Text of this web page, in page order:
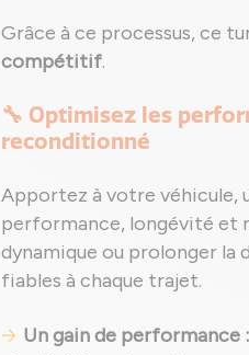
Grâce à ce processus, ce
compétitif.
🔧 Optimisez les
reconditionné
Apportez à votre véhicule,
performance, longévité et
dynamique ou prolonger la
fiables à chaque trajet.
Un gain de performance